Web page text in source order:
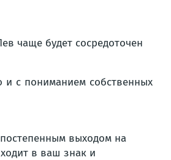
чаще будет сосредоточен
и с пониманием собственных
выходом на
в ваш знак и